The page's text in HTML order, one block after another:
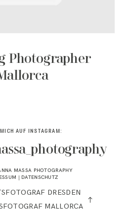
Photographer
AUF INSTAGRAM:
MASSA PHOTOGRAPHY
| DATENSCHUTZ
DRESDEN
MALLORCA